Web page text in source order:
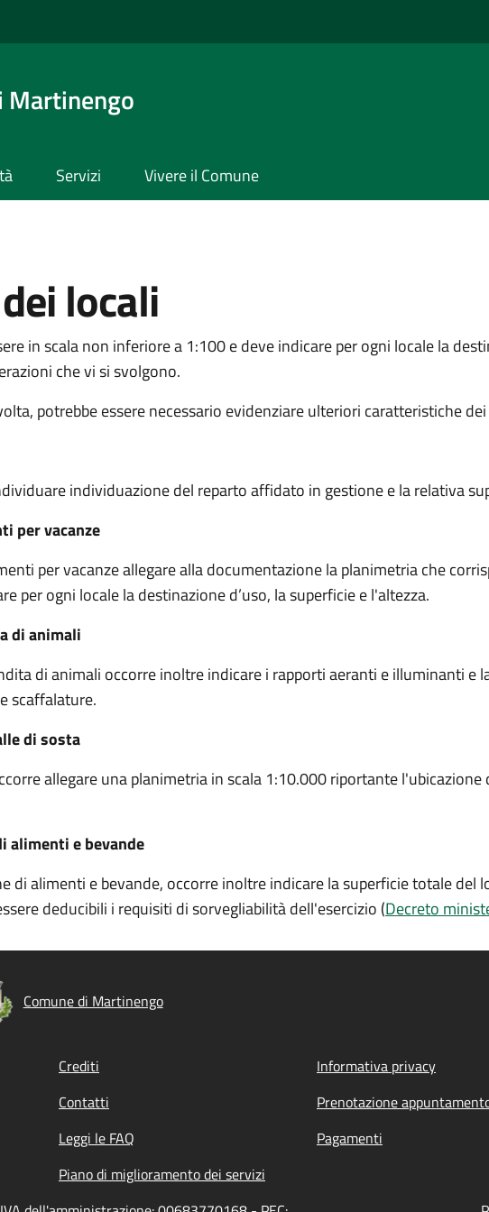
Martinengo
Servizi Vivere il Comune
locali
in scala non inferiore a 1:100 e deve indicare per ogni locale la
che vi si svolgono.
potrebbe essere necessario evidenziare ulteriori caratteristiche
individuazione del reparto affidato in gestione e la relativa
per vacanze
per vacanze allegare alla documentazione la planimetria che
per ogni locale la destinazione d’uso, la superficie e l'altezza.
di animali
di animali occorre inoltre indicare i rapporti aeranti e illuminanti e
scaffalature.
di sosta
allegare una planimetria in scala 1:10.000 riportante
e bevande
di alimenti e bevande, occorre inoltre indicare la superficie totale del
deducibili i requisiti di sorvegliabilità dell'esercizio (Decreto
Comune di Martinengo
Crediti Informativa privacy
Contatti Prenotazione
Leggi le FAQ Pagamenti
Piano di miglioramento dei servizi